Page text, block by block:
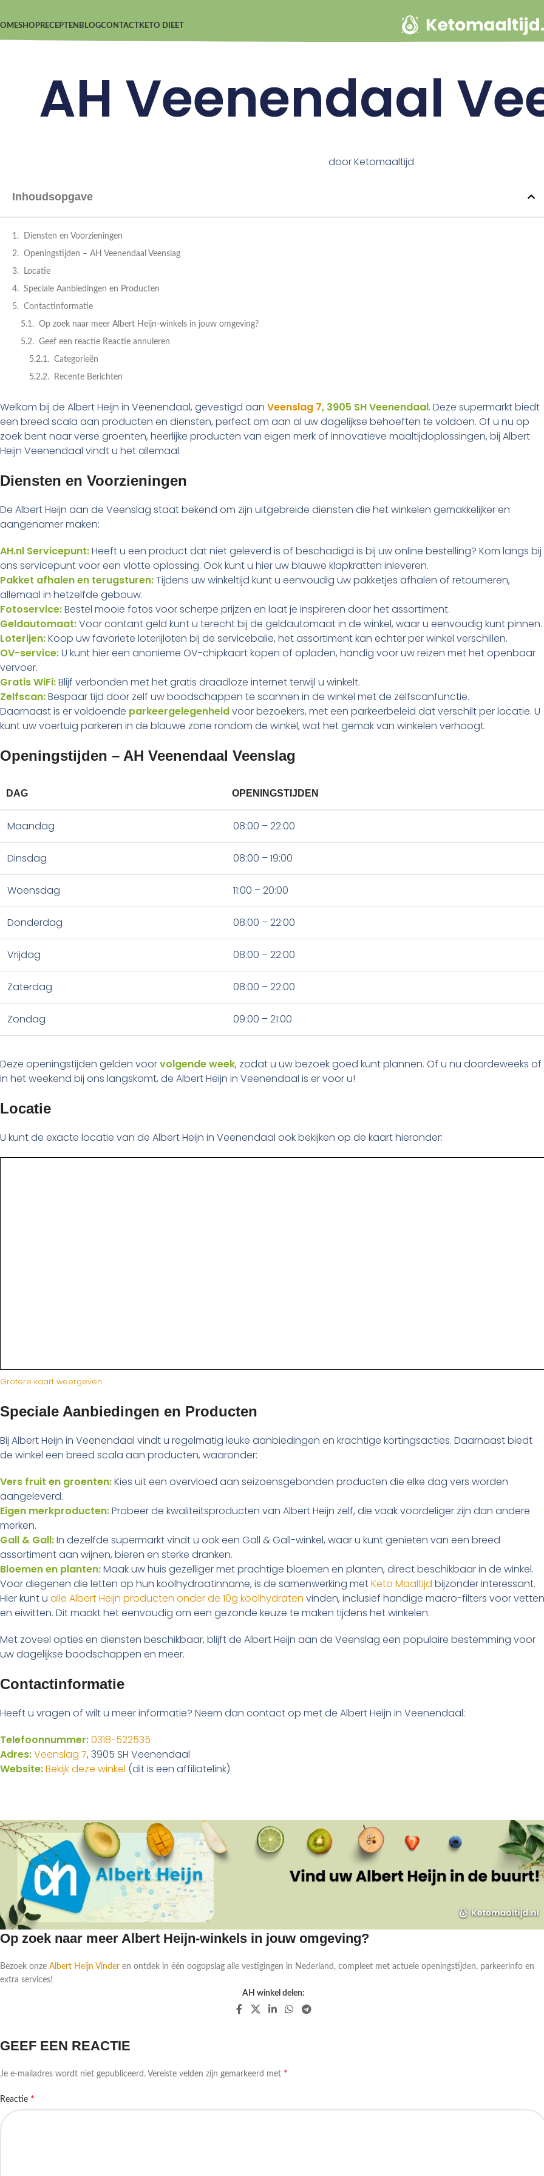
SHOPRECEPTEN BLOGCONTACT KETO DIEET
AH Veenendaal
doorKetomaaltijd
Inhoudsopgave
Diensten en Voorzieningen
Openingstijden – AH Veenendaal Veenslag
Locatie
Speciale Aanbiedingen en Producten
Contactinformatie
Op zoek naar meer Albert Heijn-winkels in jouw omgeving?
Geef een reactie Reactie annuleren
Categorieën
Recente Berichten
Welkom bij de Albert Heijn in Veenendaal, gevestigd aan Veenslag 7, 3905 SH Veenendaal. Deze supermarkt biedt
een breed scala aan producten en diensten, perfect om aan al uw dagelijkse behoeften te voldoen. Of u nu op
zoek bent naar verse groenten, heerlijke producten van eigen merk of innovatieve maaltijdoplossingen, bij Albert
Heijn Veenendaal vindt u het allemaal.
Diensten en Voorzieningen
De Albert Heijn aan de Veenslag staat bekend om zijn uitgebreide diensten die het winkelen gemakkelijker en
aangenamer maken:
AH.nl Servicepunt:Heeft u een product dat niet geleverd is of beschadigd is bij uw online bestelling? Kom langs bij
ons servicepunt voor een vlotte oplossing. Ook kunt u hier uw blauwe klapkratten inleveren.
Pakket afhalen en terugsturen:Tijdens uw winkeltijd kunt u eenvoudig uw pakketjes afhalen of retourneren,
allemaal in hetzelfde gebouw.
Fotoservice:Bestel mooie fotos voor scherpe prijzen en laat je inspireren door het assortiment.
Geldautomaat:Voor contant geld kunt u terecht bij de geldautomaat in de winkel, waar u eenvoudig kunt pinnen.
Loterijen:Koop uw favoriete loterijloten bij de servicebalie, het assortiment kan echter per winkel verschillen.
OV-service:U kunt hier een anonieme OV-chipkaart kopen of opladen, handig voor uw reizen met het openbaar
vervoer.
Gratis WiFi:Blijf verbonden met het gratis draadloze internet terwijl u winkelt.
Zelfscan:Bespaar tijd door zelf uw boodschappen te scannen in de winkel met de zelfscanfunctie.
Daarnaast is er voldoende parkeergelegenheidvoor bezoekers, met een parkeerbeleid dat verschilt per locatie. U
kunt uw voertuig parkeren in de blauwe zone rondom de winkel, wat het gemak van winkelen verhoogt.
Openingstijden – AH Veenendaal Veenslag
DAG OPENINGSTIJDEN
Maandag 08:00 – 22:00
Dinsdag 08:00 – 19:00
Woensdag 11:00 – 20:00
Donderdag 08:00 – 22:00
Vrijdag 08:00 – 22:00
Zaterdag 08:00 – 22:00
Zondag 09:00 – 21:00
Deze openingstijden gelden voorvolgende week, zodat u uw bezoek goed kunt plannen. Of u nu doordeweeks of
in het weekend bij ons langskomt, de Albert Heijn in Veenendaal is er voor u!
Locatie
U kunt de exacte locatie van de Albert Heijn in Veenendaal ook bekijken op de kaart hieronder:
Grotere kaart weergeven
Speciale Aanbiedingen en Producten
Bij Albert Heijn in Veenendaal vindt u regelmatig leuke aanbiedingen en krachtige kortingsacties. Daarnaast biedt
de winkel een breed scala aan producten, waaronder:
Vers fruit en groenten:Kies uit een overvloed aan seizoensgebonden producten die elke dag vers worden
aangeleverd.
Eigen merkproducten:Probeer de kwaliteitsproducten van Albert Heijn zelf, die vaak voordeliger zijn dan andere
merken.
Gall & Gall:In dezelfde supermarkt vindt u ook een Gall & Gall-winkel, waar u kunt genieten van een breed
assortiment aan wijnen, bieren en sterke dranken.
Bloemen en planten:Maak uw huis gezelliger met prachtige bloemen en planten, direct beschikbaar in de winkel.
Voor diegenen die letten op hun koolhydraatinname, is de samenwerking metKeto Maaltijd bijzonder interessant.
Hier kunt u alle Albert Heijn producten onder de 10g koolhydraten vinden, inclusief handige macro-filters voor vetten
en eiwitten. Dit maakt het eenvoudig om een gezonde keuze te maken tijdens het winkelen.
Met zoveel opties en diensten beschikbaar, blijft de Albert Heijn aan de Veenslag een populaire bestemming voor
uw dagelijkse boodschappen en meer.
Contactinformatie
Heeft u vragen of wilt u meer informatie? Neem dan contact op met de Albert Heijn in Veenendaal:
Telefoonnummer:0318-522535
Adres:Veenslag 7, 3905 SH Veenendaal
Website:Bekijk deze winkel (dit is een affiliatelink)
Op zoek naar meer Albert Heijn-winkels in jouw omgeving?
Bezoek onze Albert Heijn Vinder en ontdek in één oogopslag alle vestigingen in Nederland, compleet met actuele openingstijden, parkeerinfo en
extra services!
AH winkel delen:
GEEF EEN REACTIE
Je e-mailadres wordt niet gepubliceerd. Vereiste velden zijn gemarkeerd met *
Reactie *